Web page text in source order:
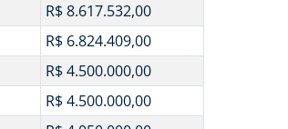
R$ 8.617.532,00
R$ 6.824.409,00
R$ 4.500.000,00
R$ 4.500.000,00